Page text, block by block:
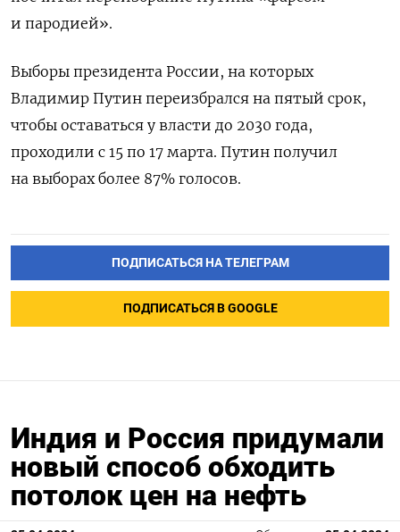
и пародией».
Выборы президента России, на которых
Владимир Путин переизбрался на пятый срок,
чтобы оставаться у власти до 2030 года,
проходили с 15 по 17 марта. Путин получил
на выборах более 87% голосов.
ПОДПИСАТЬСЯ НА ТЕЛЕГРАМ
ПОДПИСАТЬСЯ В GOOGLE
Индия и Россия придумали
новый способ обходить
потолок цен на нефть